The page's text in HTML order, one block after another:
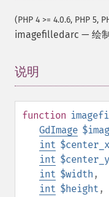
(PHP 4 >= 4.0.6, PHP 5,
imagefilledarc — 绘
说明
function
GdImage
int $center_x
int $center_y
int $width ,
int $height ,